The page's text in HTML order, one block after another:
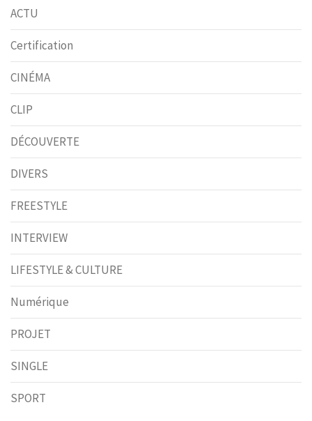
ACTU
Certification
CINÉMA
CLIP
DÉCOUVERTE
DIVERS
FREESTYLE
INTERVIEW
LIFESTYLE & CULTURE
Numérique
PROJET
SINGLE
SPORT